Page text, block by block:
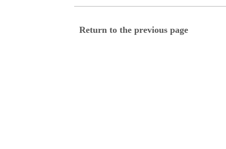
Return to the previous page